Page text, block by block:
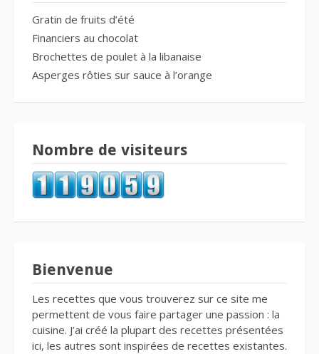
Gratin de fruits d’été
Financiers au chocolat
Brochettes de poulet à la libanaise
Asperges rôties sur sauce à l’orange
Nombre de visiteurs
Bienvenue
Les recettes que vous trouverez sur ce site me
permettent de vous faire partager une passion : la
cuisine. J’ai créé la plupart des recettes présentées
ici, les autres sont inspirées de recettes existantes.